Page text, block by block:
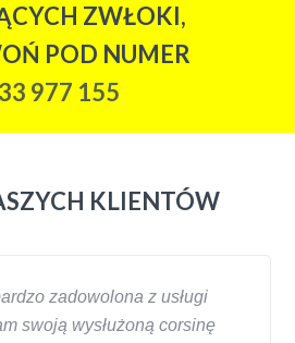
ZWŁOKI,
POD NUMER
977 155
KLIENTÓW
zadowolona z usługi
swoją wysłużoną corsinę